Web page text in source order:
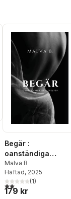
Begär :
oanständiga
berättelser
Malva B
Häftad, 2025
2,0utav 5 stjärnor.
(1)
179 kr